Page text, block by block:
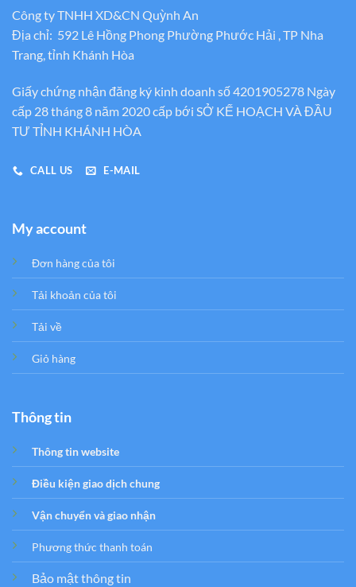
Công ty TNHH XD&CN Quỳnh An
Địa chỉ: 592 Lê Hồng Phong Phường Phước Hải , TP Nha
Trang, tỉnh Khánh Hòa
Giấy chứng nhận đăng ký kinh doanh số 4201905278 Ngày
cấp 28 tháng 8 năm 2020 cấp bới SỞ KẾ HOẠCH VÀ ĐẦU
TƯ TỈNH KHÁNH HÒA
CALL US E-MAIL
My account
Đơn hàng của tôi
Tải khoản của tôi
Tải về
Giỏ hàng
Thông tin
Thông tin website
Điều kiện giao dịch chung
Vận chuyển và giao nhận
Phương thức thanh toán
Bảo mật thông tin